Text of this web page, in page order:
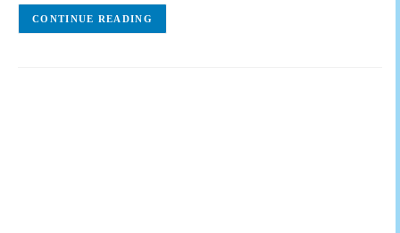
CONTINUE READING